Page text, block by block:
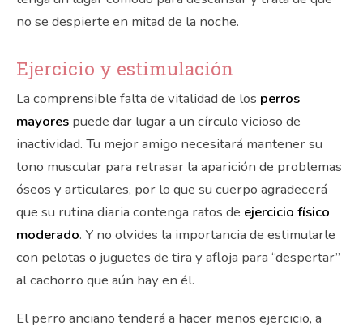
no se despierte en mitad de la noche.
Ejercicio y estimulación
La comprensible falta de vitalidad de los perros
mayores puede dar lugar a un círculo vicioso de
inactividad. Tu mejor amigo necesitará mantener su
tono muscular para retrasar la aparición de problemas
óseos y articulares, por lo que su cuerpo agradecerá
que su rutina diaria contenga ratos de ejercicio físico
moderado. Y no olvides la importancia de estimularle
con pelotas o juguetes de tira y afloja para “despertar”
al cachorro que aún hay en él.
El perro anciano tenderá a hacer menos ejercicio, a